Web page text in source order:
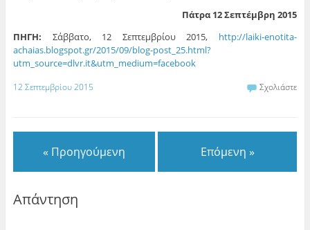
Πάτρα 12 Σεπτέμβρη 2015
ΠΗΓΗ: Σάββατο, 12 Σεπτεμβρίου 2015, http://laiki-enotita-
achaias.blogspot.gr/2015/09/blog-post_25.html?
utm_source=dlvr.it&utm_medium=facebook
12 Σεπτεμβρίου 2015 Σχολιάστε
« Προηγούμενη Επόμενη »
Απάντηση